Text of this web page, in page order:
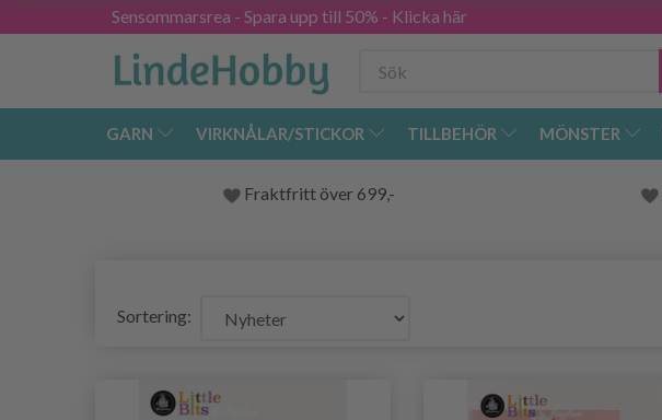
Sensommarsrea - Spara upp till 50% - Klicka här
GARN VIRKNÅLAR/STICKOR TILLBEHÖR MÖNSTER
Fraktfritt över 699,-
Sortering: